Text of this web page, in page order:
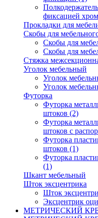
фиксацией хром
Прокладки для
Скобы для
Скобы для
Скобы для
Стяжка
Уголок мебельный
Уголок
Уголок
Футорка
Футорка
штоков (2)
Футорка
штоков с
Футорка
штоков (1)
Футорка
(1)
Шкант мебельный
Шток эксцентрика
Шток
Эксцентрик
МЕТРИЧЕСКИЙ